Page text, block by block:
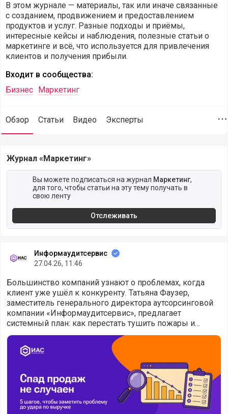
В этом журнале — материалы, так или иначе связанные
с созданием, продвижением и предоставлением
продуктов и услуг. Разные подходы и приёмы,
интересные кейсы и наблюдения, полезные статьи о
маркетинге и всё, что используется для привлечения
клиентов и получения прибыли.
Входит в сообщества:
Бизнес Маркетинг
Обзор Статьи Видео Эксперты
Журнал «Маркетинг»
Вы можете подписаться на журнал Маркетинг,
для того, чтобы статьи на эту тему получать в
свою ленту
Отслеживать
Информаудитсервис
27.04.26, 11:46
Большинство компаний узнают о проблемах, когда
клиент уже ушёл к конкуренту. Татьяна Фаузер,
заместитель генерального директора аутсорсинговой
компании «Информаудитсервис», предлагает
системный план: как перестать тушить пожары и
начать управлять скоростью сделок.
Спад продаж не случаен: 5 шагов, чтобы заметить